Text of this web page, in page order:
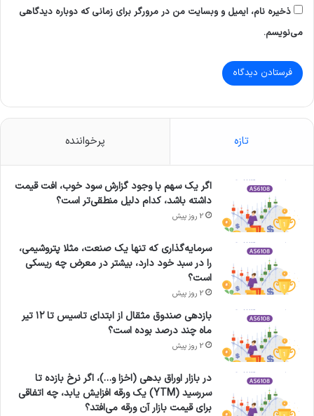
ذخیره نام، ایمیل و وبسایت من در مرورگر برای زمانی که دوباره دیدگاهی
می‌نویسم.
تازه پرخواننده
اگر یک سهم با وجود گزارش سود خوب، افت قیمت
داشته باشد، کدام دلیل منطقی‌تر است؟
2 روز پیش
سرمایه‌گذاری که تنها یک صنعت، مثلا پتروشیمی،
را در سبد خود دارد، بیشتر در معرض چه ریسکی
است؟
2 روز پیش
بازدهی صندوق مثقال از ابتدای تاسیس تا ۱۲ تیر
ماه چند درصد بوده است؟
2 روز پیش
در بازار اوراق بدهی (اخزا و…)، اگر نرخ بازده تا
سررسید (YTM) یک ورقه افزایش یابد، چه اتفاقی
برای قیمت بازار آن ورقه می‌افتد؟